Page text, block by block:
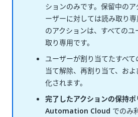
ションのみです。保留中の
ーザーに対しては読み取り
のアクションは、すべての
取り専用です。
ユーザーが割り当てたすべ
当て解除、再割り当て、お
化されます。
完了したアクションの保持ポ
Automation Cloud でのみ